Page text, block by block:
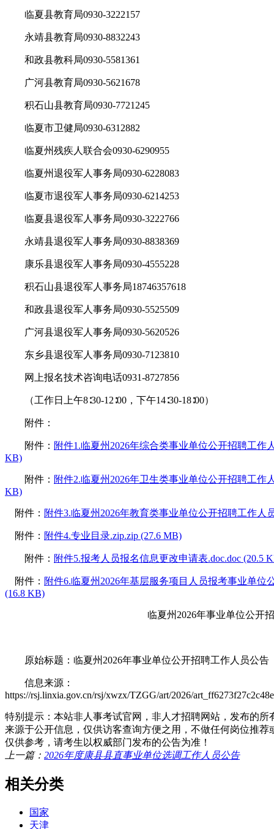
临夏县教育局0930-3222157
永靖县教育局0930-8832243
和政县教科局0930-5581361
广河县教育局0930-5621678
积石山县教育局0930-7721245
临夏市卫健局0930-6312882
临夏州残疾人联合会0930-6290955
临夏州退役军人事务局0930-6228083
临夏市退役军人事务局0930-6214253
临夏县退役军人事务局0930-3222766
永靖县退役军人事务局0930-8838369
康乐县退役军人事务局0930-4555228
积石山县退役军人事务局18746357618
和政县退役军人事务局0930-5525509
广河县退役军人事务局0930-5620526
东乡县退役军人事务局0930-7123810
网上报名技术咨询电话0931-8727856
（工作日上午8∶30-12∶00，下午14∶30-18∶00）
附件：
附件： 附件1.临夏州2026年综合类事业单位公开招聘工作
KB)
附件： 附件2.临夏州2026年卫生类事业单位公开招聘工作
KB)
附件： 附件3.临夏州2026年教育类事业单位公开招聘工作人
附件： 附件4.专业目录.zip.zip (27.6 MB)
附件： 附件5.报考人员报名信息更改申请表.doc.doc (20.5
附件： 附件6.临夏州2026年基层服务项目人员报考事业单位
(16.8 KB)
临夏州2026年事业单位公开招
原始标题：临夏州2026年事业单位公开招聘工作人员公告
信息来源：
https://rsj.linxia.gov.cn/rsj/xwzx/TZGG/art/2026/
特别提示：本站非人事考试官网，非人才招聘网站，发布的所
来源于公开信息，仅供访客查询方便之用，不做任何岗位推荐
仅供参考，请考生以权威部门发布的公告为准！
上一篇： 2026年度康县县直事业单位选调工作人员公告
相关分类
国家
天津